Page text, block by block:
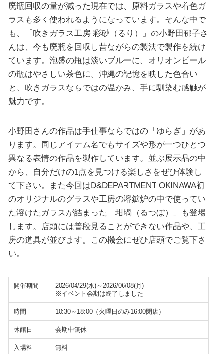
廃瓶回収の量が減った現在では、原料ガラスや着色ガ
ラスも多く使われるようになっています。そんな中で
も、「吹きガラス工房 彩砂（るり）」の小野田郁子さ
んは、今も廃瓶を回収し昔ながらの製法で製作を続け
ています。泡盛の瓶は淡いブルーに、オリオンビール
の瓶はやさしい茶色に。沖縄の記憶を映した色合い
と、吹きガラスならではの温かみ、手に馴染む感触が
魅力です。
小野田さんの作品は手仕事ならではの「ゆらぎ」があ
ります。同じアイテム名でもサイズや形が一つひとつ
異なる表情の作品を製作しています。並ぶ展示品の中
から、自分だけの1点を見つける楽しさをぜひ体験し
て下さい。また今回はD&DEPARTMENT OKINAWA初
のオリジナルのグラスや工房の溶鉱炉の中で使ってい
た溶けたガラスが詰まった「坩堝（るつぼ）」も登場
します。店頭には普段見ることができない作品や、工
房の道具が並びます。この機会にぜひ店頭でご覧下さ
い。
開催期間
2026/04/29(水)～2026/06/08(月)
※イベント会期は終了しました
時間 10:30～18:00（火曜日のみ16:00閉店）
休館日 会期中無休
入場料 無料